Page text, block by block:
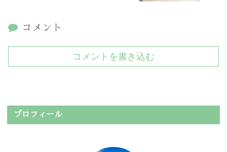
コメント
コメントを書き込む
プロフィール